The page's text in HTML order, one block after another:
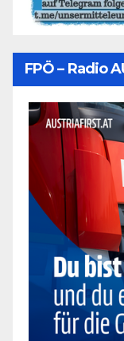
FPÖ – Radio